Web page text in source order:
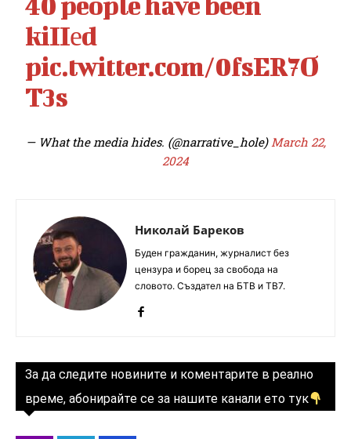
kiIIеd
pic.twitter.com/0fsER7O
T3s
— What the media hides. (@narrative_hole) March 22,
2024
Николай Бареков
Буден гражданин, журналист без
цензура и борец за свобода на
словото. Създател на БТВ и ТВ7.
За да следите новините и коментарите в реално
време, абонирайте се за нашите канали ето тук